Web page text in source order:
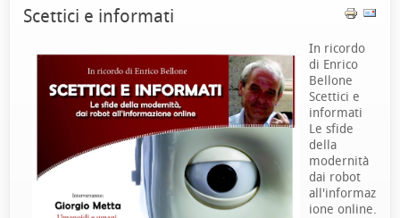
Scettici e informati
In ricordo
di Enrico
Bellone
Scettici e
informati
Le sfide
della
modernità
dai robot
all'informaz
ione online.